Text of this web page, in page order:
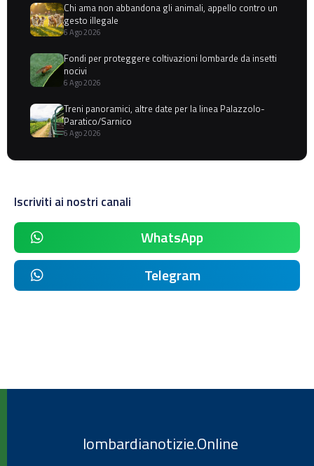
Chi ama non abbandona gli animali, appello contro un
gesto illegale
6 Ago 2026
Fondi per proteggere coltivazioni lombarde da insetti
nocivi
6 Ago 2026
Treni panoramici, altre date per la linea Palazzolo-
Paratico/Sarnico
6 Ago 2026
Iscriviti ai nostri canali
WhatsApp
Telegram
lombardianotizie.Online